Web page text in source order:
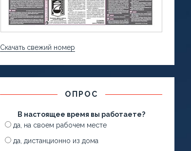
Скачать свежий номер
ОПРОС
В настоящее время вы работаете?
да, на своем рабочем месте
да, дистанционно из дома